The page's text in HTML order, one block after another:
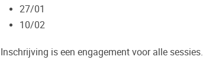
27/01
10/02
Inschrijving is een engagement voor alle sessies.